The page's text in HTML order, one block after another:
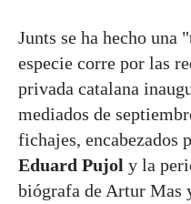
Junts se ha hecho una
especie corre por las
privada catalana
mediados de
fichajes, encabezados
Eduard Pujol y la
biógrafa de Artur Mas